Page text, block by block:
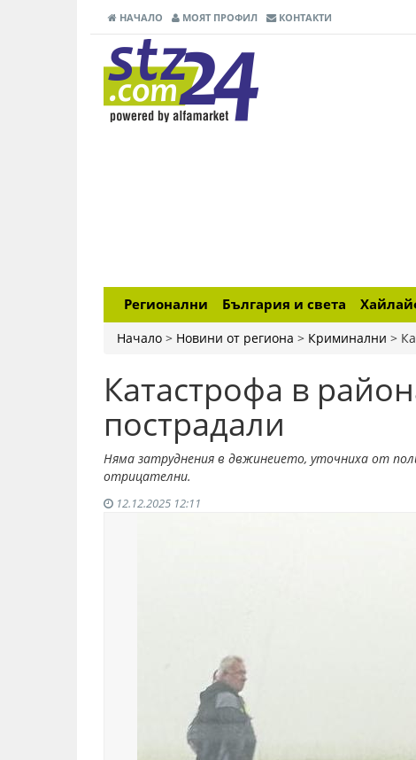
НАЧАЛО МОЯТ ПРОФИЛ КОНТАКТИ
Регионални България и света
Начало > Новини от региона > Криминални >
Катастрофа в
пострадали
Няма затруднения в двжинеието, уточниха от
отрицателни.
12.12.2025 12:11